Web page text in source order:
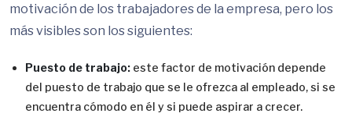
motivación de los trabajadores de la empresa, pero los
más visibles son los siguientes:
Puesto de trabajo: este factor de motivación depende
del puesto de trabajo que se le ofrezca al empleado, si se
encuentra cómodo en él y si puede aspirar a crecer.